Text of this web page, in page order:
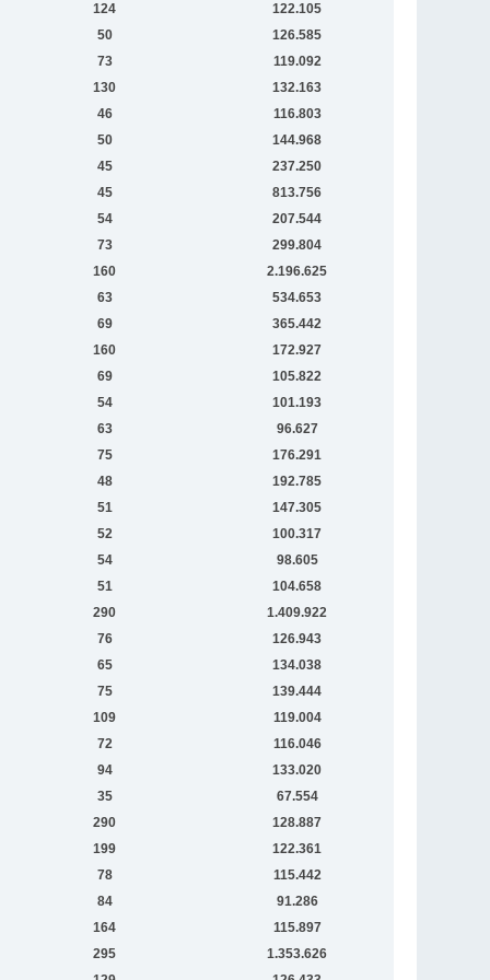
124
122.105
50
126.585
73
119.092
130
132.163
46
116.803
50
144.968
45
237.250
45
813.756
54
207.544
73
299.804
160
2.196.625
63
534.653
69
365.442
160
172.927
69
105.822
54
101.193
63
96.627
75
176.291
48
192.785
51
147.305
52
100.317
54
98.605
51
104.658
290
1.409.922
76
126.943
65
134.038
75
139.444
109
119.004
72
116.046
94
133.020
35
67.554
290
128.887
199
122.361
78
115.442
84
91.286
164
115.897
295
1.353.626